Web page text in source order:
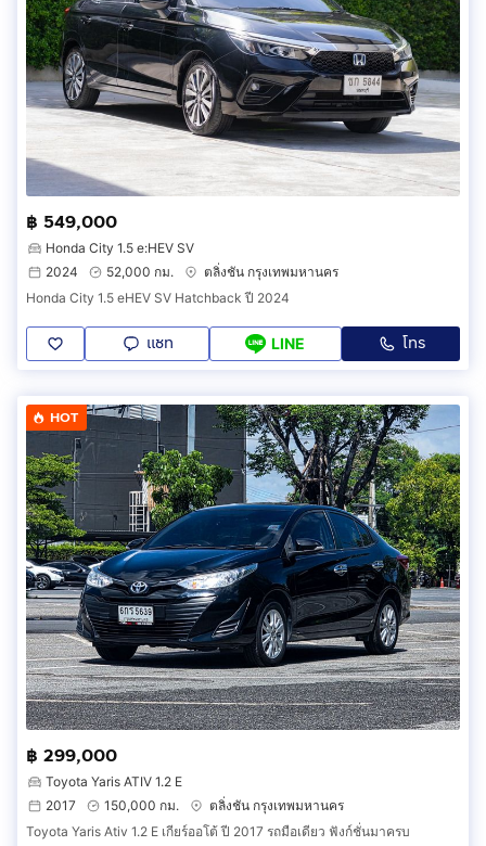
฿ 549,000
Honda City 1.5 e:HEV SV
2024
52,000 กม.
ตลิ่งชัน กรุงเทพมหานคร
Honda City 1.5 eHEV SV Hatchback ปี 2024
แชท LINE โทร
HOT
฿ 299,000
Toyota Yaris ATIV 1.2 E
2017
150,000 กม.
ตลิ่งชัน กรุงเทพมหานคร
Toyota Yaris Ativ 1.2 E เกียร์ออโต้ ปี 2017 รถมือเดียว ฟังก์ชั่นมาครบ